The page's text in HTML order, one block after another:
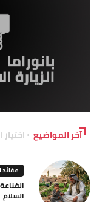
آخر المواضيع
عقائد
السلام